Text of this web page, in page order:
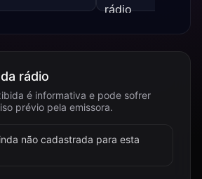
rádio
é informativa e pode sofrer
prévio pela emissora.
não cadastrada para esta